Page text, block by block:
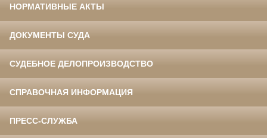
НОРМАТИВНЫЕ АКТЫ
ДОКУМЕНТЫ СУДА
СУДЕБНОЕ ДЕЛОПРОИЗВОДСТВО
СПРАВОЧНАЯ ИНФОРМАЦИЯ
ПРЕСС-СЛУЖБА